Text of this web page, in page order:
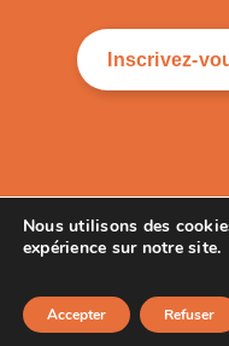
Inscrivez-
"Mobiliser les savoirs
© 2025 |
Nous utilisons des
expérience sur notre site.
Accepter Refuser